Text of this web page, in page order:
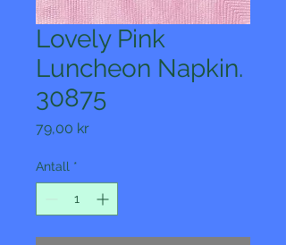
Lovely Pink
Luncheon Napkin.
30875
79,00 krPris
Antall *